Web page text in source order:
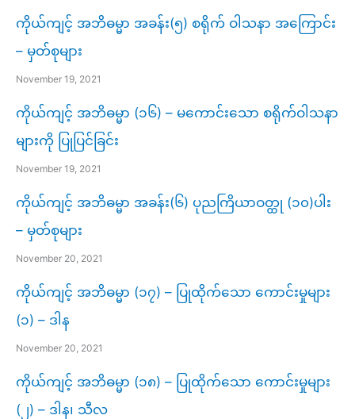
ကိုယ်ကျင့် အဘိဓမ္မာ အခန်း(၅) စရိုက် ဝါသနာ အကြောင်း
– မှတ်စုများ
November 19, 2021
ကိုယ်ကျင့် အဘိဓမ္မာ (၁၆) – မကောင်းသော စရိုက်ဝါသနာ
များကို ပြုပြင်ခြင်း
November 19, 2021
ကိုယ်ကျင့် အဘိဓမ္မာ အခန်း(၆) ပုညကြိယာဝတ္ထု (၁၀)ပါး
– မှတ်စုများ
November 20, 2021
ကိုယ်ကျင့် အဘိဓမ္မာ (၁၇) – ပြုထိုက်သော ကောင်းမှုများ
(၁) – ဒါန
November 20, 2021
ကိုယ်ကျင့် အဘိဓမ္မာ (၁၈) – ပြုထိုက်သော ကောင်းမှုများ
(၂) – ဒါန၊ သီလ